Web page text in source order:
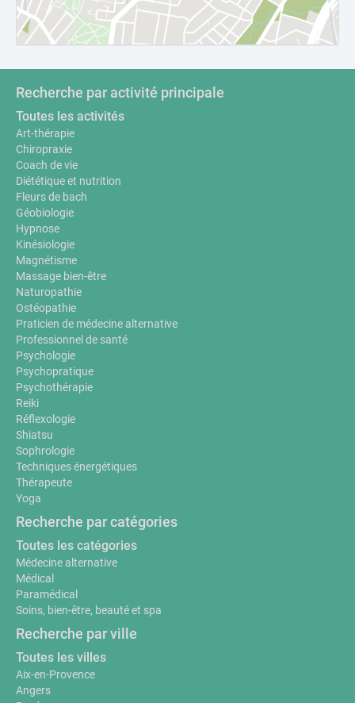
Recherche par activité principale
Toutes les activités
Art-thérapie
Chiropraxie
Coach de vie
Diététique et nutrition
Fleurs de bach
Géobiologie
Hypnose
Kinésiologie
Magnétisme
Massage bien-être
Naturopathie
Ostéopathie
Praticien de médecine alternative
Professionnel de santé
Psychologie
Psychopratique
Psychothérapie
Reiki
Réflexologie
Shiatsu
Sophrologie
Techniques énergétiques
Thérapeute
Yoga
Recherche par catégories
Toutes les catégories
Médecine alternative
Médical
Paramédical
Soins, bien-être, beauté et spa
Recherche par ville
Toutes les villes
Aix-en-Provence
Angers